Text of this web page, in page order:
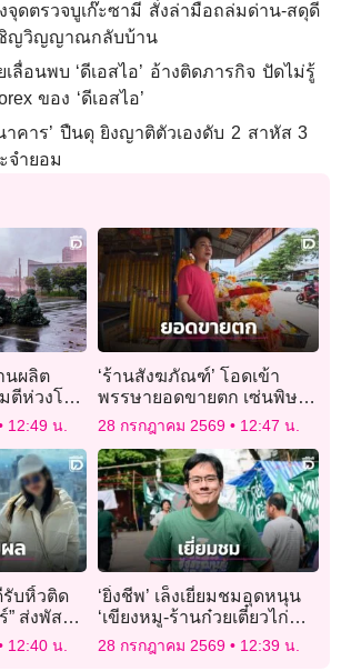
ดตรวจบูเก๊ะซามี สั่งล่ามือถล่มด่าน-สดุดี
ญวิญญาณกลับบ้าน
เลื่อนพบ ‘ดีเอสไอ’ อ้างติดภารกิจ ปัดไม่รู้
ของ ‘ดีเอสไอ’
าคาร’ ปืนดุ ยิงญาติตัวเองดับ 2 สาหัส 3
จำยอม
นผลิต
ตีห่วงโซ่
12:49 น.
‘ร้านสังฆภัณฑ์’ โอดเข้า
พรรษายอดขายตก เซ่นพิษ
เศรษฐกิจ แถมเจอข่าว ‘ผ้า
ไตรยัดไส้’
28 กรกฎาคม 2569 12:47 น.
รับหิ้วติด
” ส่งพัสดุ
วาม
12:40 น.
‘ยิ่งชีพ’ เล็งเยี่ยมชมอุดหนุน
‘เขียงหมู-ร้านก๋วยเตี๋ยวไก่
มะระ’ 2 สว.อำนาจเจริญ วัน
สู้คดี ‘สุขสมรวย’
28 กรกฎาคม 2569 12:39 น.